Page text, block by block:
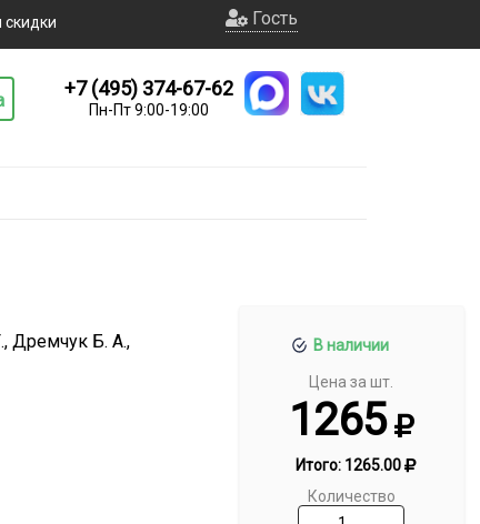
скидки Гость
+7 (495) 374-67-62
Пн-Пт 9:00-19:00
В наличии
Цена за шт.
1265
Итого: 1265.00
Количество
Дремчук Б. А.,